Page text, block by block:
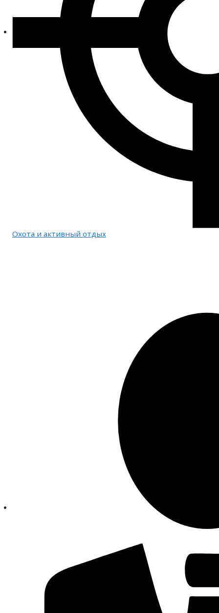
Охота и активный отдых